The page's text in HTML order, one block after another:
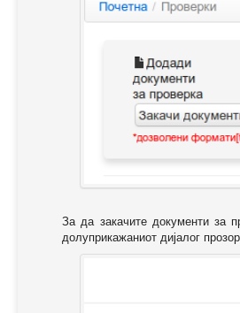
За да закачите документи за
долуприкажаниот дијалог